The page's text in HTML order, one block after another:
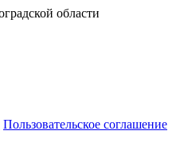
Пользовательское соглашение